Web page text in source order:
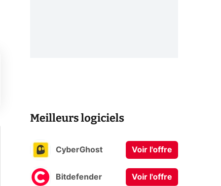
Meilleurs logiciels
CyberGhost Voir l'offre
Bitdefender Voir l'offre